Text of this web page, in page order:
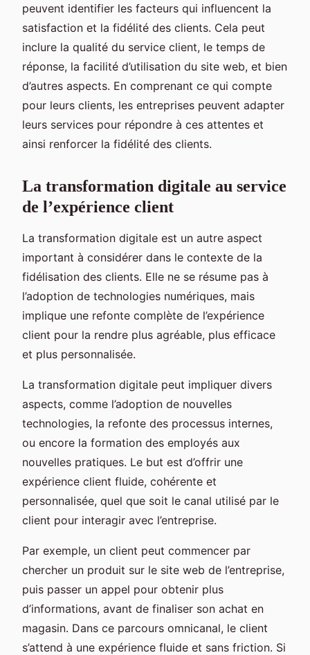
peuvent identifier les facteurs qui influencent la
satisfaction et la fidélité des clients. Cela peut
inclure la qualité du service client, le temps de
réponse, la facilité d’utilisation du site web, et bien
d’autres aspects. En comprenant ce qui compte
pour leurs clients, les entreprises peuvent adapter
leurs services pour répondre à ces attentes et
ainsi renforcer la fidélité des clients.
La transformation digitale au service
de l’expérience client
La transformation digitale est un autre aspect
important à considérer dans le contexte de la
fidélisation des clients. Elle ne se résume pas à
l’adoption de technologies numériques, mais
implique une refonte complète de l’expérience
client pour la rendre plus agréable, plus efficace
et plus personnalisée.
La transformation digitale peut impliquer divers
aspects, comme l’adoption de nouvelles
technologies, la refonte des processus internes,
ou encore la formation des employés aux
nouvelles pratiques. Le but est d’offrir une
expérience client fluide, cohérente et
personnalisée, quel que soit le canal utilisé par le
client pour interagir avec l’entreprise.
Par exemple, un client peut commencer par
chercher un produit sur le site web de l’entreprise,
puis passer un appel pour obtenir plus
d’informations, avant de finaliser son achat en
magasin. Dans ce parcours omnicanal, le client
s’attend à une expérience fluide et sans friction. Si